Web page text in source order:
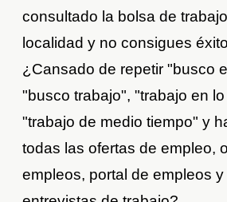
consultado la bolsa de
localidad y no consigues
¿Cansado de repetir "busco
"busco trabajo", "trabajo en
"trabajo de medio tiempo" y
todas las ofertas de empleo,
empleos, portal de empleos